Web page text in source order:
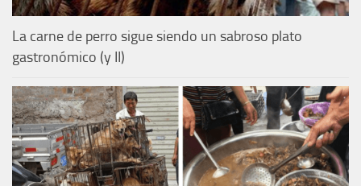
La carne de perro sigue siendo un sabroso plato
gastronómico (y II)